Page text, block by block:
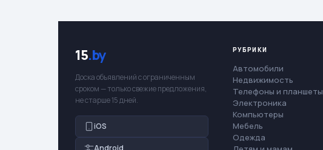
15.by
Доска объявлений с ограниченным
сроком — только свежие предложения,
не старше 15 дней.
iOS
Android
РУБРИКИ
Автомобили
Недвижимость
Телефоны и планшеты
Электроника
Компьютеры
Мебель
Одежда